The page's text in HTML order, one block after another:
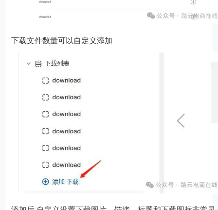
下载文件数量可以自定义添加